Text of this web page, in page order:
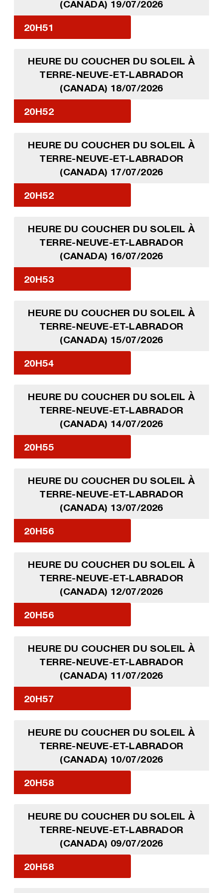
(CANADA) 19/07/2026
20H51
HEURE DU COUCHER DU SOLEIL À
TERRE-NEUVE-ET-LABRADOR
(CANADA) 18/07/2026
20H52
HEURE DU COUCHER DU SOLEIL À
TERRE-NEUVE-ET-LABRADOR
(CANADA) 17/07/2026
20H52
HEURE DU COUCHER DU SOLEIL À
TERRE-NEUVE-ET-LABRADOR
(CANADA) 16/07/2026
20H53
HEURE DU COUCHER DU SOLEIL À
TERRE-NEUVE-ET-LABRADOR
(CANADA) 15/07/2026
20H54
HEURE DU COUCHER DU SOLEIL À
TERRE-NEUVE-ET-LABRADOR
(CANADA) 14/07/2026
20H55
HEURE DU COUCHER DU SOLEIL À
TERRE-NEUVE-ET-LABRADOR
(CANADA) 13/07/2026
20H56
HEURE DU COUCHER DU SOLEIL À
TERRE-NEUVE-ET-LABRADOR
(CANADA) 12/07/2026
20H56
HEURE DU COUCHER DU SOLEIL À
TERRE-NEUVE-ET-LABRADOR
(CANADA) 11/07/2026
20H57
HEURE DU COUCHER DU SOLEIL À
TERRE-NEUVE-ET-LABRADOR
(CANADA) 10/07/2026
20H58
HEURE DU COUCHER DU SOLEIL À
TERRE-NEUVE-ET-LABRADOR
(CANADA) 09/07/2026
20H58